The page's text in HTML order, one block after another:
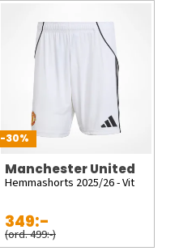
-30%
Manchester United
Hemmashorts 2025/26 - Vit
349:-
(ord. 499:-)